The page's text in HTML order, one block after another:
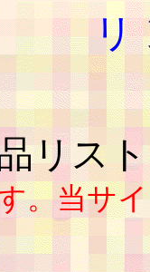
リ
リスト
。当サ